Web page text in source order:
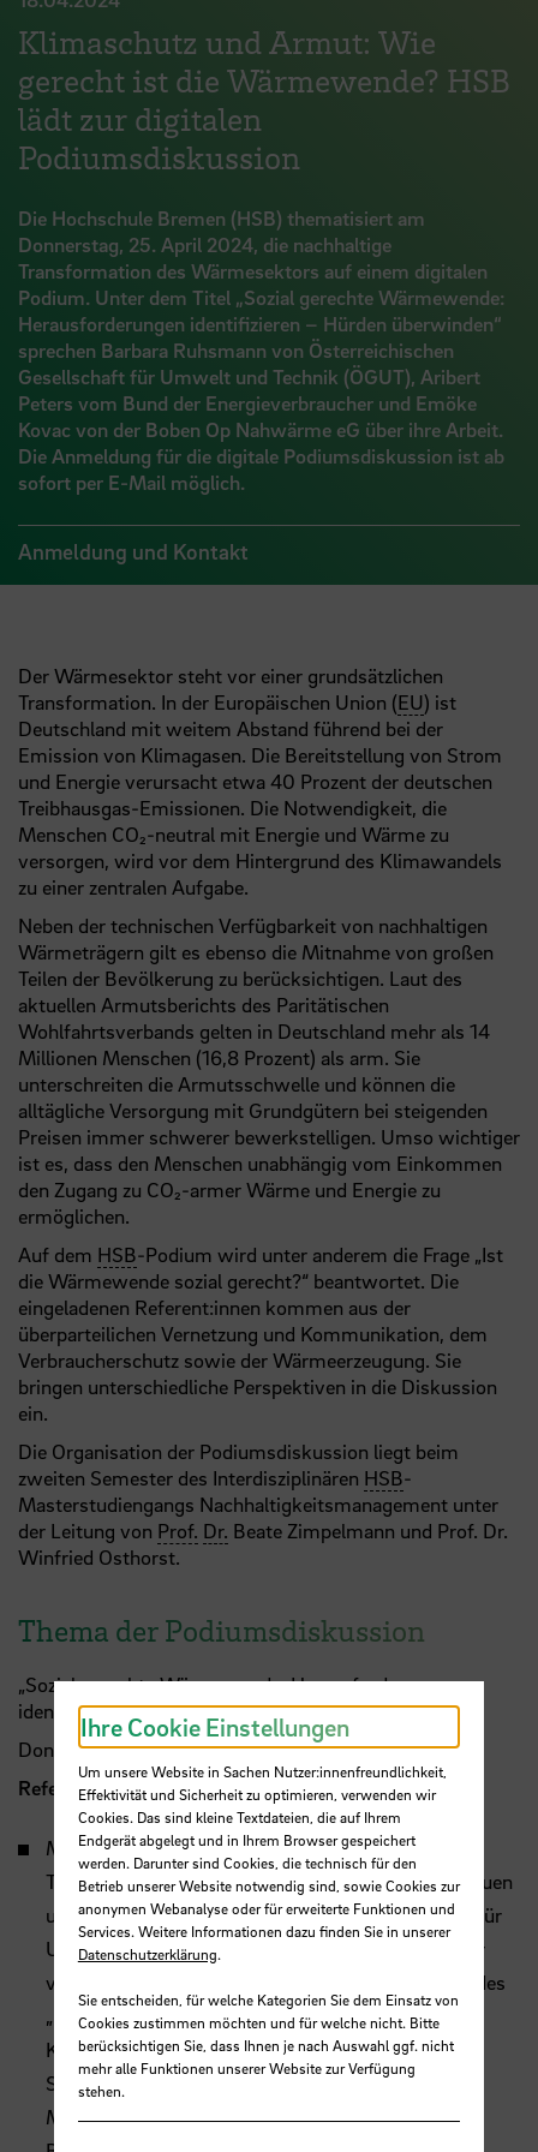
Klimaschutz und Armut: Wie
gerecht ist die Wärmewende? HSB
lädt zur digitalen
Podiumsdiskussion
Die Hochschule Bremen (HSB) thematisiert am
Donnerstag, 25. April 2024, die nachhaltige
Transformation des Wärmesektors auf einem digitalen
Podium. Unter dem Titel „Sozial gerechte Wärmewende:
Herausforderungen identifizieren – Hürden überwinden“
sprechen Barbara Ruhsmann von Österreichischen
Gesellschaft für Umwelt und Technik (ÖGUT), Aribert
Peters vom Bund der Energieverbraucher und Emöke
Kovac von der Boben Op Nahwärme eG über ihre Arbeit.
Die Anmeldung für die digitale Podiumsdiskussion ist ab
sofort per E-Mail möglich.
Anmeldung und Kontakt
Der Wärmesektor steht vor einer grundsätzlichen
Transformation. In der Europäischen Union (EU) ist
Deutschland mit weitem Abstand führend bei der
Emission von Klimagasen. Die Bereitstellung von Strom
und Energie verursacht etwa 40 Prozent der deutschen
Treibhausgas-Emissionen. Die Notwendigkeit, die
Menschen CO₂-neutral mit Energie und Wärme zu
versorgen, wird vor dem Hintergrund des Klimawandels
zu einer zentralen Aufgabe.
Neben der technischen Verfügbarkeit von nachhaltigen
Wärmeträgern gilt es ebenso die Mitnahme von großen
Teilen der Bevölkerung zu berücksichtigen. Laut des
aktuellen Armutsberichts des Paritätischen
Wohlfahrtsverbands gelten in Deutschland mehr als 14
Millionen Menschen (16,8 Prozent) als arm. Sie
unterschreiten die Armutsschwelle und können die
alltägliche Versorgung mit Grundgütern bei steigenden
Preisen immer schwerer bewerkstelligen. Umso wichtiger
ist es, dass den Menschen unabhängig vom Einkommen
den Zugang zu CO₂-armer Wärme und Energie zu
ermöglichen.
Auf dem HSB-Podium wird unter anderem die Frage „Ist
die Wärmewende sozial gerecht?“ beantwortet. Die
eingeladenen Referent:innen kommen aus der
überparteilichen Vernetzung und Kommunikation, dem
Verbraucherschutz sowie der Wärmeerzeugung. Sie
bringen unterschiedliche Perspektiven in die Diskussion
ein.
Die Organisation der Podiumsdiskussion liegt beim
zweiten Semester des Interdisziplinären HSB-
Masterstudiengangs Nachhaltigkeitsmanagement unter
der Leitung von Prof. Dr. Beate Zimpelmann und Prof. Dr.
Winfried Osthorst.
Thema der Podiumsdiskussion
„Sozial gerechte Wärmewende: Herausforderungen
identifizieren – Hürden überwinden“,
Donnerstag, 25. April 2024, 18.00 Uhr
Referent:innen:
Mag.Barbara Ruhsmannarbeitet in den
Themenbereichen Partizipation und Innovatives Bauen
und Energie bei der Österreichischen Gesellschaft für
Umwelt und Technik (ÖGUT) mit Sitz in Wien. Hier
verantwortet sie
die organisatorische Leitung des
„Klimarats der Bürgerinnen und Bürger“, die
Konzeption und Durchführung von Vor- Ort-
Sanierungsberatungen in Kommunen sowie die
Moderation zahlreicher Workshops im Bereich
Ihre Cookie Einstellungen
Um unsere Website in Sachen Nutzer:innenfreundlichkeit,
Effektivität und Sicherheit zu optimieren, verwenden wir
Cookies. Das sind kleine Textdateien, die auf Ihrem
Endgerät abgelegt und in Ihrem Browser gespeichert
werden. Darunter sind Cookies, die technisch für den
Betrieb unserer Website notwendig sind, sowie Cookies zur
anonymen Webanalyse oder für erweiterte Funktionen und
Services. Weitere Informationen dazu finden Sie in unserer
Datenschutzerklärung.
Sie entscheiden, für welche Kategorien Sie dem Einsatz von
Cookies zustimmen möchten und für welche nicht. Bitte
berücksichtigen Sie, dass Ihnen je nach Auswahl ggf. nicht
mehr alle Funktionen unserer Website zur Verfügung
stehen.